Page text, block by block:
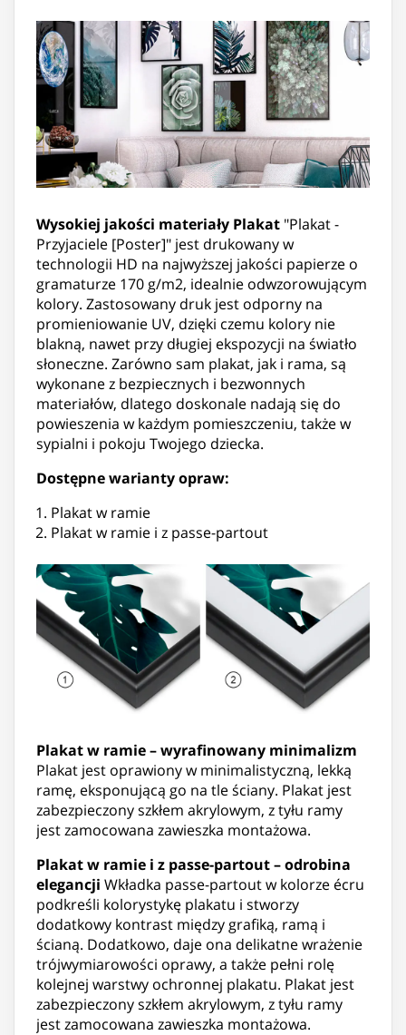
Wysokiej jakości materiały Plakat "Plakat -
Przyjaciele [Poster]" jest drukowany w
technologii HD na najwyższej jakości papierze o
gramaturze 170 g/m2, idealnie odwzorowującym
kolory. Zastosowany druk jest odporny na
promieniowanie UV, dzięki czemu kolory nie
blakną, nawet przy długiej ekspozycji na światło
słoneczne. Zarówno sam plakat, jak i rama, są
wykonane z bezpiecznych i bezwonnych
materiałów, dlatego doskonale nadają się do
powieszenia w każdym pomieszczeniu, także w
sypialni i pokoju Twojego dziecka.
Dostępne warianty opraw:
Plakat w ramie
Plakat w ramie i z passe-partout
Plakat w ramie – wyrafinowany minimalizm
Plakat jest oprawiony w minimalistyczną, lekką
ramę, eksponującą go na tle ściany. Plakat jest
zabezpieczony szkłem akrylowym, z tyłu ramy
jest zamocowana zawieszka montażowa.
Plakat w ramie i z passe-partout – odrobina
elegancji Wkładka passe-partout w kolorze écru
podkreśli kolorystykę plakatu i stworzy
dodatkowy kontrast między grafiką, ramą i
ścianą. Dodatkowo, daje ona delikatne wrażenie
trójwymiarowości oprawy, a także pełni rolę
kolejnej warstwy ochronnej plakatu. Plakat jest
zabezpieczony szkłem akrylowym, z tyłu ramy
jest zamocowana zawieszka montażowa.